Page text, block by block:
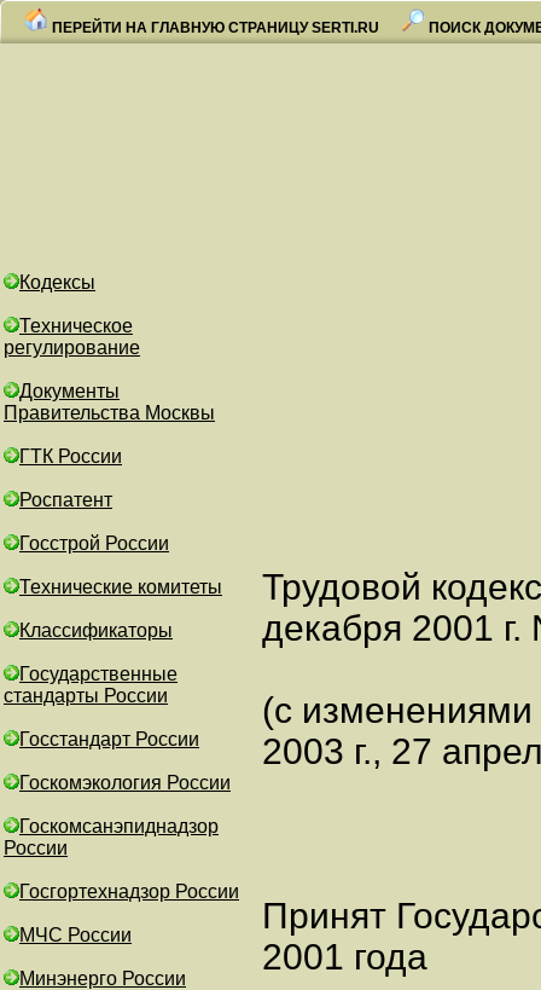
ПЕРЕЙТИ НА ГЛАВНУЮ СТРАНИЦУ SERTI.RU ПОИСК
Кодексы
Техническое
регулирование
Документы
Правительства Москвы
ГТК России
Роспатент
Госстрой России
Технические комитеты
Классификаторы
Государственные
стандарты России
Госстандарт России
Госкомэкология России
Госкомсанэпиднадзор
России
Госгортехнадзор России
МЧС России
Минэнерго России
Трудовой
декабря 2001
(с
2003 г., 27
Принят
2001 года